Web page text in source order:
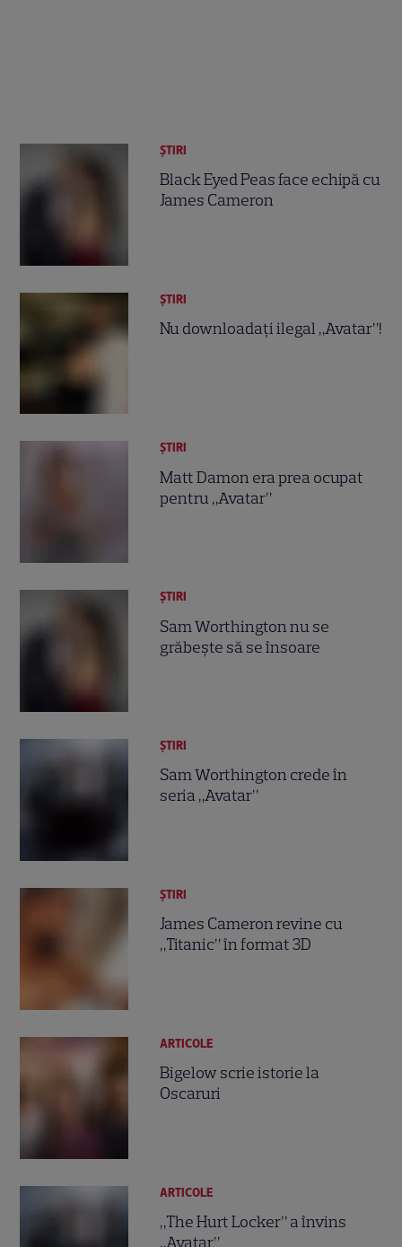
ȘTIRI
Black Eyed Peas face echipă cu
James Cameron
ȘTIRI
Nu downloadaţi ilegal „Avatar”!
ȘTIRI
Matt Damon era prea ocupat
pentru „Avatar”
ȘTIRI
Sam Worthington nu se
grăbeşte să se însoare
ȘTIRI
Sam Worthington crede în
seria „Avatar”
ȘTIRI
James Cameron revine cu
„Titanic” în format 3D
ARTICOLE
Bigelow scrie istorie la
Oscaruri
ARTICOLE
„The Hurt Locker” a învins
„Avatar”